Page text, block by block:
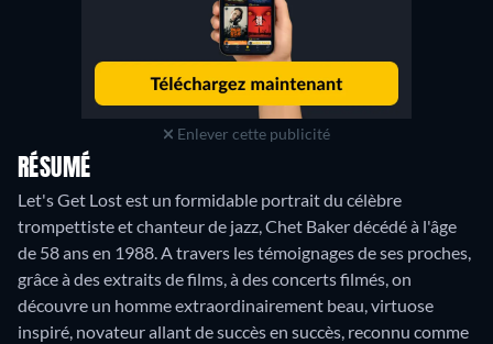
Enlever cette publicité
RÉSUMÉ
Let's Get Lost est un formidable portrait du célèbre
trompettiste et chanteur de jazz, Chet Baker décédé à l'âge
de 58 ans en 1988. A travers les témoignages de ses proches,
grâce à des extraits de films, à des concerts filmés, on
découvre un homme extraordinairement beau, virtuose
inspiré, novateur allant de succès en succès, reconnu comme